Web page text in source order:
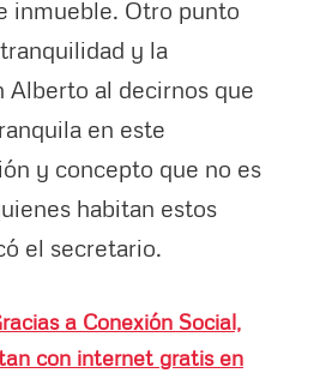
inmueble. Otro punto
y la
Alberto al decirnos que
en este
y concepto que no es
habitan estos
el secretario.
a Conexión Social,
con internet gratis en